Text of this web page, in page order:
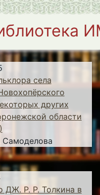
села
других
области
Самоделова
ДЖ. Р. Р. Толкина в